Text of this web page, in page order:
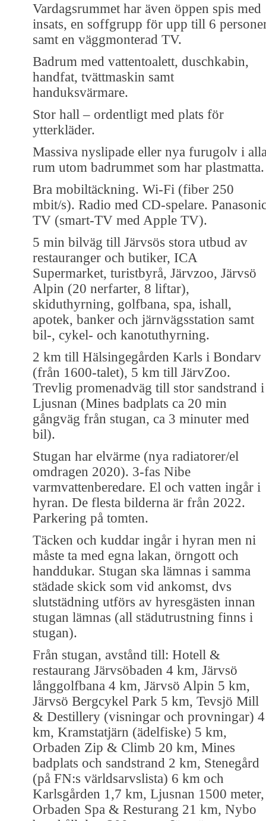
Vardagsrummet har även öppen spis med
insats, en soffgrupp för upp till 6
samt en väggmonterad TV.
Badrum med vattentoalett, duschkabin,
handfat, tvättmaskin samt
handuksvärmare.
Stor hall – ordentligt med plats för
ytterkläder.
Massiva nyslipade eller nya furugolv i
rum utom badrummet som har plastmatta.
Bra mobiltäckning. Wi-Fi (fiber 250
mbit/s). Radio med CD-spelare.
TV (smart-TV med Apple TV).
5 min bilväg till Järvsös stora utbud av
restauranger och butiker, ICA
Supermarket, turistbyrå, Järvzoo, Järvsö
Alpin (20 nerfarter, 8 liftar),
skiduthyrning, golfbana, spa, ishall,
apotek, banker och järnvägsstation samt
bil-, cykel- och kanotuthyrning.
2 km till Hälsingegården Karls i Bondarv
(från 1600-talet), 5 km till JärvZoo.
Trevlig promenadväg till stor sandstrand i
Ljusnan (Mines badplats ca 20 min
gångväg från stugan, ca 3 minuter med
bil).
Stugan har elvärme (nya radiatorer/el
omdragen 2020). 3-fas Nibe
varmvattenberedare. El och vatten ingår i
hyran. De flesta bilderna är från 2022.
Parkering på tomten.
Täcken och kuddar ingår i hyran men ni
måste ta med egna lakan, örngott och
handdukar. Stugan ska lämnas i samma
städade skick som vid ankomst, dvs
slutstädning utförs av hyresgästen innan
stugan lämnas (all städutrustning finns i
stugan).
Från stugan, avstånd till: Hotell &
restaurang Järvsöbaden 4 km, Järvsö
långgolfbana 4 km, Järvsö Alpin 5 km,
Järvsö Bergcykel Park 5 km, Tevsjö Mill
& Destillery (visningar och provningar) 4
km, Kramstatjärn (ädelfiske) 5 km,
Orbaden Zip & Climb 20 km, Mines
badplats och sandstrand 2 km, Stenegård
(på FN:s världsarvslista) 6 km och
Karlsgården 1,7 km, Ljusnan 1500 meter,
Orbaden Spa & Resturang 21 km, Nybo